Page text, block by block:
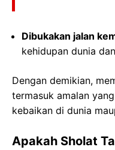
Dibukakan jalan
kehidupan dunia
Dengan demikian,
termasuk amalan
kebaikan di dunia
Apakah Sholat